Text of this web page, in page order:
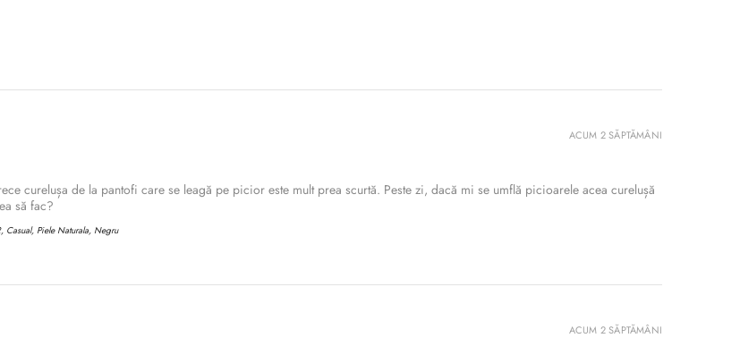
curelușa de la pantofi care se leagă pe picior este mult prea scurtă. Peste zi, dacă mi se umflă picioarele acea curelușă
să fac?
Casual, Piele Naturala, Negru
ACUM 2 SĂPTĂMÂNI
ACUM 2 SĂPTĂMÂNI